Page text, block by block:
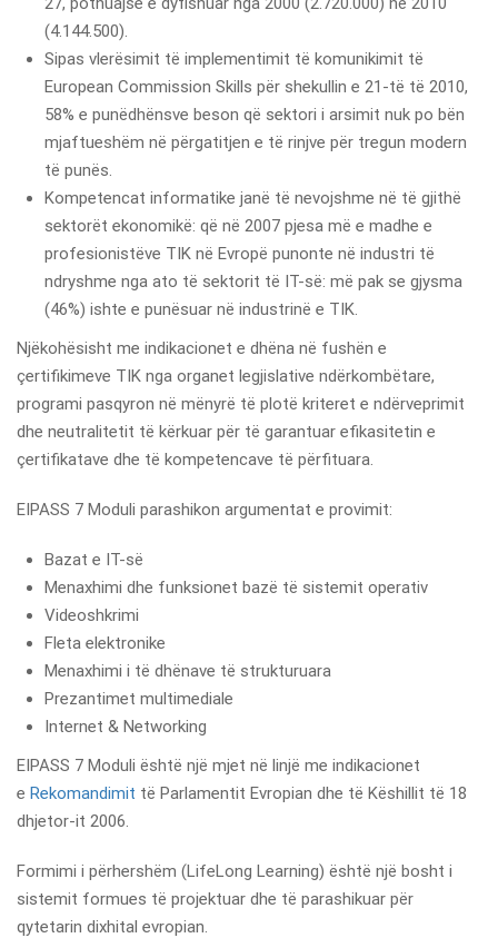
(4.144.500).
Sipas vlerësimit të implementimit të komunikimit të
European Commission Skills për shekullin e 21-të të 2010,
58% e punëdhënsve beson që sektori i arsimit nuk po bën
mjaftueshëm në përgatitjen e të rinjve për tregun modern
të punës.
Kompetencat informatike janë të nevojshme në të gjithë
sektorët ekonomikë: që në 2007 pjesa më e madhe e
profesionistëve TIK në Evropë punonte në industri të
ndryshme nga ato të sektorit të IT-së: më pak se gjysma
(46%) ishte e punësuar në industrinë e TIK.
Njëkohësisht me indikacionet e dhëna në fushën e
çertifikimeve TIK nga organet legjislative ndërkombëtare,
programi pasqyron në mënyrë të plotë kriteret e ndërveprimit
dhe neutralitetit të kërkuar për të garantuar efikasitetin e
çertifikatave dhe të kompetencave të përfituara.
EIPASS 7 Moduli parashikon argumentat e provimit:
Bazat e IT-së
Menaxhimi dhe funksionet bazë të sistemit operativ
Videoshkrimi
Fleta elektronike
Menaxhimi i të dhënave të strukturuara
Prezantimet multimediale
Internet & Networking
EIPASS 7 Moduli është një mjet në linjë me indikacionet
e Rekomandimit të Parlamentit Evropian dhe të Këshillit të 18
dhjetor-it 2006.
Formimi i përhershëm (LifeLong Learning) është një bosht i
sistemit formues të projektuar dhe të parashikuar për
qytetarin dixhital evropian.